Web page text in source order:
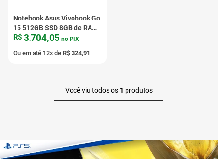
Notebook Asus Vivobook Go
15 512GB SSD 8GB de RAM
15,60" Intel Core I3, KeepOS,
R$ 3.704,05 no PIX
Ou em até 12x de R$ 324,91
Você viu todos os 1 produtos